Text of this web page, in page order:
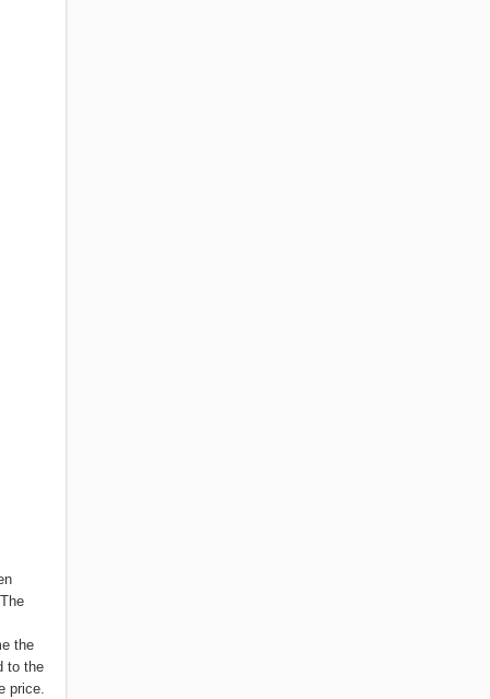
the
to the
price.